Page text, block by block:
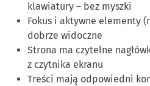
klawiatury – bez myszki
Fokus i aktywne elementy
dobrze widoczne
Strona ma czytelne
z czytnika ekranu
Treści mają odpowiedni